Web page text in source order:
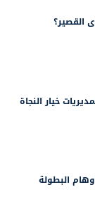
القصير؟
خيار النجاة
البطولة